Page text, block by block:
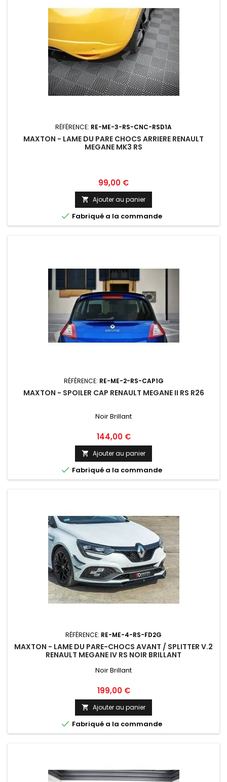
RÉFÉRENCE: RE-ME-3-RS-CNC-RSD1A
MAXTON - LAME DU PARE CHOCS ARRIERE RENAULT
MEGANE MK3 RS
Prix
99,00 €
 Ajouter au panier
 Fabriqué a la commande
RÉFÉRENCE: RE-ME-2-RS-CAP1G
MAXTON - SPOILER CAP RENAULT MEGANE II RS R26
Noir Brillant
Prix
144,00 €
 Ajouter au panier
 Fabriqué a la commande
RÉFÉRENCE: RE-ME-4-RS-FD2G
MAXTON - LAME DU PARE-CHOCS AVANT / SPLITTER V.2
RENAULT MEGANE IV RS NOIR BRILLANT
Noir Brillant
Prix
199,00 €
 Ajouter au panier
 Fabriqué a la commande